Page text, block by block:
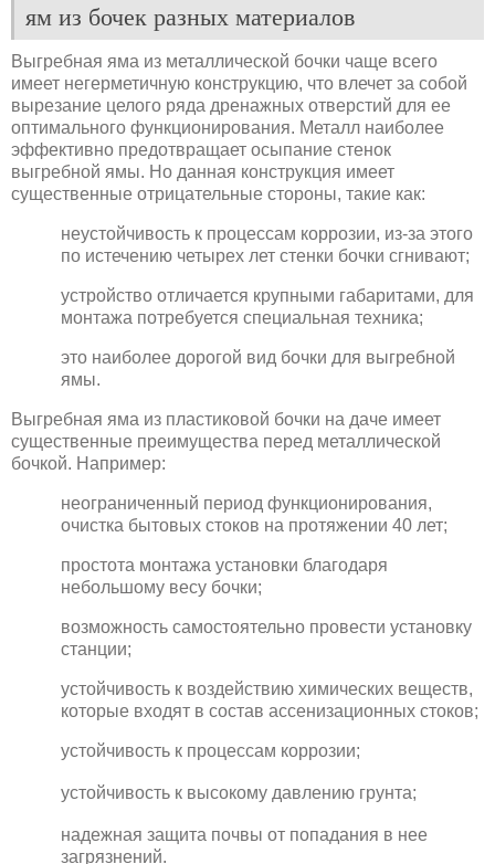
ям из бочек разных материалов
Выгребная яма из металлической бочки чаще всего
имеет негерметичную конструкцию, что влечет за собой
вырезание целого ряда дренажных отверстий для ее
оптимального функционирования. Металл наиболее
эффективно предотвращает осыпание стенок
выгребной ямы. Но данная конструкция имеет
существенные отрицательные стороны, такие как:
неустойчивость к процессам коррозии, из-за этого
по истечению четырех лет стенки бочки сгнивают;
устройство отличается крупными габаритами, для
монтажа потребуется специальная техника;
это наиболее дорогой вид бочки для выгребной
ямы.
Выгребная яма из пластиковой бочки на даче имеет
существенные преимущества перед металлической
бочкой. Например:
неограниченный период функционирования,
очистка бытовых стоков на протяжении 40 лет;
простота монтажа установки благодаря
небольшому весу бочки;
возможность самостоятельно провести установку
станции;
устойчивость к воздействию химических веществ,
которые входят в состав ассенизационных стоков;
устойчивость к процессам коррозии;
устойчивость к высокому давлению грунта;
надежная защита почвы от попадания в нее
загрязнений.